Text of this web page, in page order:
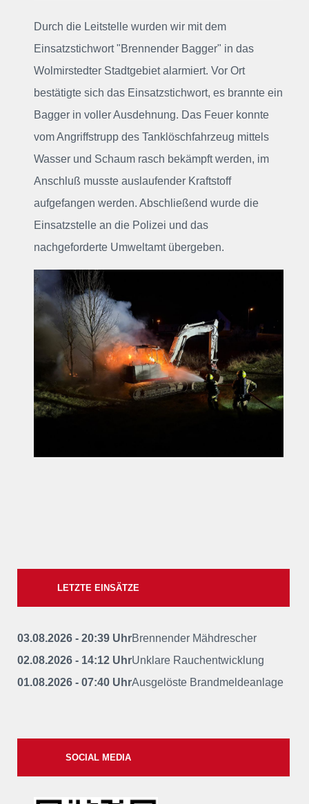
Durch die Leitstelle wurden wir mit dem
Einsatzstichwort "Brennender Bagger" in das
Wolmirstedter Stadtgebiet alarmiert. Vor Ort
bestätigte sich das Einsatzstichwort, es brannte ein
Bagger in voller Ausdehnung. Das Feuer konnte
vom Angriffstrupp des Tanklöschfahrzeug mittels
Wasser und Schaum rasch bekämpft werden, im
Anschluß musste auslaufender Kraftstoff
aufgefangen werden. Abschließend wurde die
Einsatzstelle an die Polizei und das
nachgeforderte Umweltamt übergeben.
LETZTE EINSÄTZE
03.08.2026 - 20:39 UhrBrennender Mähdrescher
02.08.2026 - 14:12 UhrUnklare Rauchentwicklung
01.08.2026 - 07:40 UhrAusgelöste Brandmeldeanlage
SOCIAL MEDIA